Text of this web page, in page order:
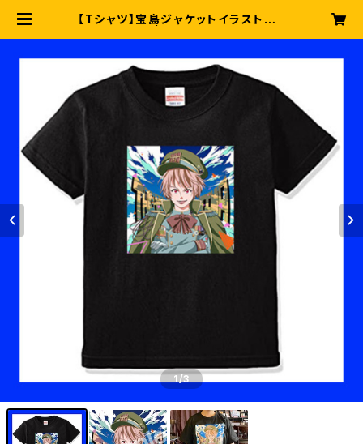
【Tシャツ】宝島ジャケットイラストTシ
1/3